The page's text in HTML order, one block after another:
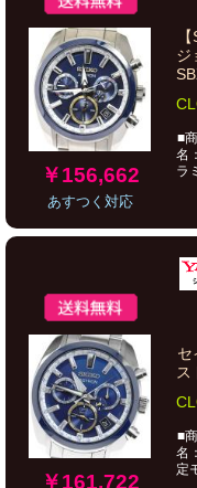
￥156,662
あすつく対応
ジ
■
名
ラ
￥161,722
セ
ス
■
名
定